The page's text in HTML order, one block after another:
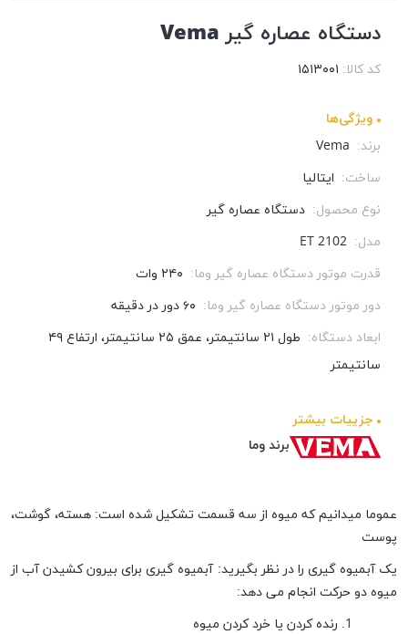
دستگاه عصاره گیر Vema
برند وما
کد کالا: ۱۵۱۳۰۰۱
ویژگی‌ها
برند: Vema
ساخت: ایتالیا
نوع محصول: دستگاه عصاره گیر
مدل: ET 2102
قدرت موتور دستگاه عصاره گیر وما: ۲۴۰ وات
دور موتور دستگاه عصاره گیر وما: ۶۰ دور در دقیقه
ابعاد دستگاه:
طول ۲۱ سانتیمتر، عمق ۲۵ سانتیمتر، ارتفاع ۴۹
سانتیمتر
جزيیات بیشتر
عموما میدانیم که میوه از سه قسمت تشکیل شده است: هسته، گوشت،
پوست
یک آبمیوه گیری را در نظر بگیرید: آبمیوه گیری برای بیرون کشیدن آب از
میوه دو حرکت انجام می دهد:
رنده کردن یا خرد کردن میوه